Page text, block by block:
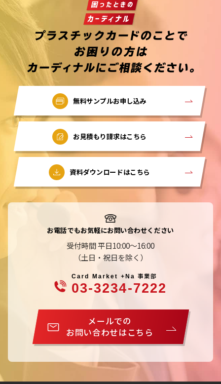
無料サンプルお申し込み
お見積もり請求はこちら
資料ダウンロードはこちら
お電話でもお気軽にお問い合わせください
受付時間 平日10:00～16:00
（土日・祝日を除く）
Card Market +Na事業部
03-3234-7222
メールでの
お問い合わせはこちら